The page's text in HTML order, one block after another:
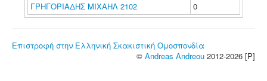
ΓΡΗΓΟΡΙΑΔΗΣ ΜΙΧΑΗΛ 2102
0
Επιστροφή στην Ελληνική Σκακιστική Ομοσπονδία
© Andreas Andreou 2012-2026 [P]